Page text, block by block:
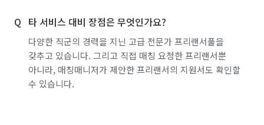
타 서비스 대비 장점은 무엇인가요?
다양한 직군의 경력을 지닌 고급 전문가 프리랜서풀을
갖추고 있습니다. 그리고 직접 매칭 요청한 프리랜서뿐
아니라, 매칭매니저가 제안한 프리랜서의 지원서도 확인할
수 있습니다.